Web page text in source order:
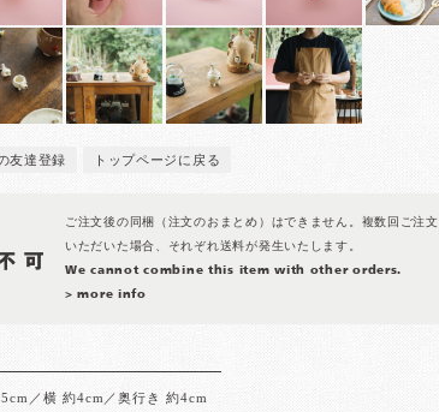
友達登録 トップページに戻る
ご注文後の同梱（注文のおまとめ）はできません。複数回ご注文
いただいた場合、それぞれ送料が発生いたします。
We cannot combine this item with other orders.
> more info
／横 約4cm／奥行き 約4cm